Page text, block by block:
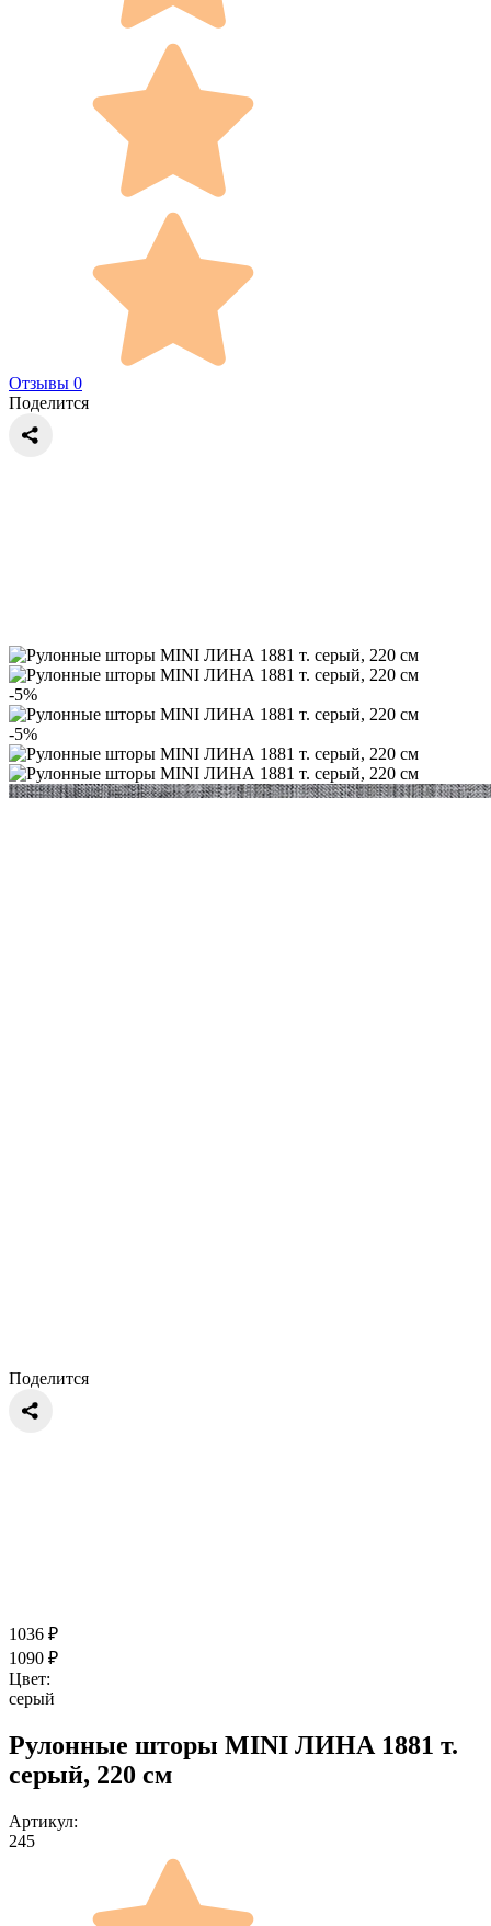
Отзывы 0
Поделится
-5%
-5%
Поделится
1036 ₽
1090 ₽
Цвет:
серый
Рулонные шторы MINI ЛИНА 1881 т.
серый, 220 см
Артикул:
245